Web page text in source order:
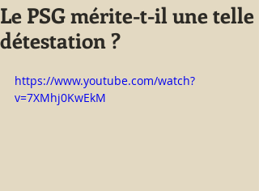
Le PSG mérite-t-il une telle
détestation ?
https://www.youtube.com/watch?
v=7XMhj0KwEkM